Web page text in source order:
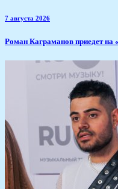
7 августа 2026
​Роман Каграманов приедет на